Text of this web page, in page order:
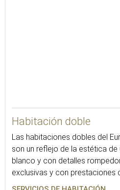
Habitación doble
Las habitaciones dobles del
son un reflejo de la estética de
blanco y con detalles
exclusivas y con prestaciones